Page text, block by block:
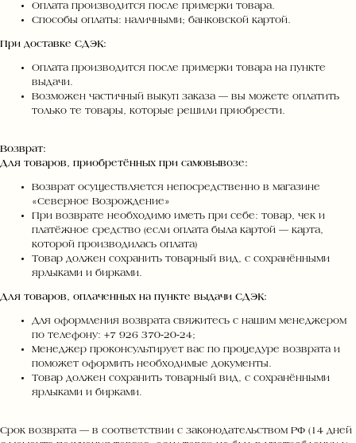
Оплата производится после примерки товара.
Способы оплаты: наличными; банковской картой.
При доставке СДЭК:
Оплата производится после примерки товара на пункте
выдачи.
Возможен частичный выкуп заказа — вы можете оплатить
только те товары, которые решили приобрести.
Возврат:
Для товаров, приобретённых при самовывозе:
Возврат осуществляется непосредственно в магазине
«Северное Возрождение»
При возврате необходимо иметь при себе: товар, чек и
платёжное средство (если оплата была картой — карта,
которой производилась оплата)
Товар должен сохранить товарный вид, с сохранёнными
ярлыками и бирками.
Для товаров, оплаченных на пункте выдачи СДЭК:
Для оформления возврата свяжитесь с нашим менеджером
по телефону: +7 926 370‑20‑24;
Менеджер проконсультирует вас по процедуре возврата и
поможет оформить необходимые документы.
Товар должен сохранить товарный вид, с сохранёнными
ярлыками и бирками.
Срок возврата — в соответствии с законодательством РФ (14 дней